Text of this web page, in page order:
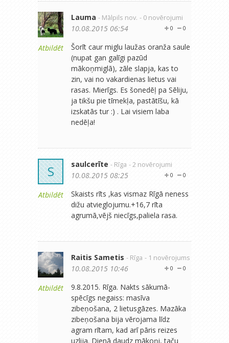
Atbildēt
Lauma - Mālpils nov. - 0 novērojumi
0
0
10.08.2015 06:54
Šorīt caur miglu laužas oranža saule
(nupat gan galīgi pazūd
mākoņmiglā), zāle slapja, kas to
zin, vai no vakardienas lietus vai
rasas. Mierīgs. Es šonedēļ pa Sēliju,
ja tikšu pie tīmekļa, pastātīšu, kā
izskatās tur :) . Lai visiem laba
nedēļa!
S
Atbildēt
saulcerīte - Rīga - 2 novērojumi
0
0
10.08.2015 08:25
Skaists rīts ,kas vismaz Rīgā neness
dižu atvieglojumu.+16,7 rīta
agrumā,vējš niecīgs,paliela rasa.
Atbildēt
Raitis Sametis - Rīga - 1 novērojums
0
0
10.08.2015 10:46
9.8.2015. Rīga. Nakts sākumā-
spēcīgs negaiss: masīva
zibeņošana, 2 lietusgāzes. Mazāka
zibeņošana bija vērojama līdz
agram rītam, kad arī pāris reizes
uzlija. Dienā daudz mākoņi, taču